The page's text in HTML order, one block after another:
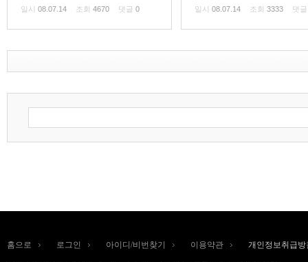
일시 08.07.14 조회 4670 댓글 0
일시 08.07.14 조회 3333 댓
홈으로 로그인 아이디/비번찾기 이용약관 개인정보취급방